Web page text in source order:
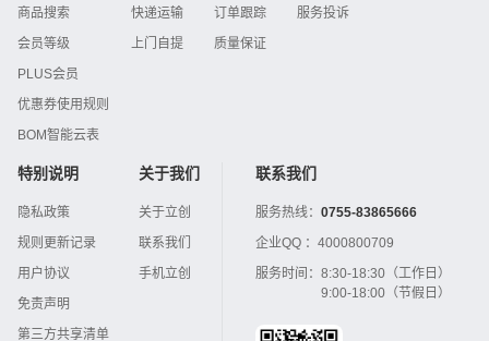
商品搜索
会员等级
PLUS会员
优惠券使用规则
BOM智能云表
快递运输
上门自提
订单跟踪
质量保证
服务投诉
特别说明
隐私政策
规则更新记录
用户协议
免责声明
第三方共享清单
关于我们
关于立创
联系我们
手机立创
联系我们
服务热线： 0755-83865666
企业QQ ： 4000800709
服务时间： 8:30-18:30（工作日）
9:00-18:00（节假日）